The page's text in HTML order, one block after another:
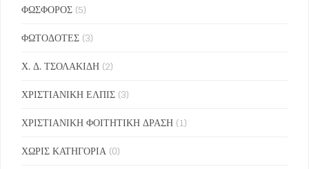
ΦΩΣΦΟΡΟΣ (5)
ΦΩΤΟΔΟΤΕΣ (3)
Χ. Δ. ΤΣΟΛΑΚΙΔΗ (2)
ΧΡΙΣΤΙΑΝΙΚΗ ΕΛΠΙΣ (3)
ΧΡΙΣΤΙΑΝΙΚΗ ΦΟΙΤΗΤΙΚΗ ΔΡΑΣΗ (1)
ΧΩΡΙΣ ΚΑΤΗΓΟΡΙΑ (0)